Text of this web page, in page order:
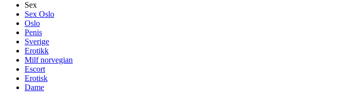
Sex
Sex Oslo
Oslo
Penis
Sverige
Erotikk
Milf norvegian
Escort
Erotisk
Dame